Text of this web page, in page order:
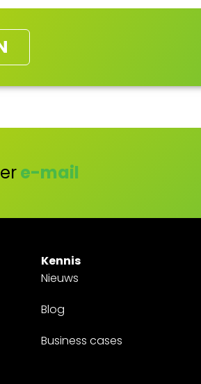
e-mail
Kennis
Nieuws
Blog
Business cases